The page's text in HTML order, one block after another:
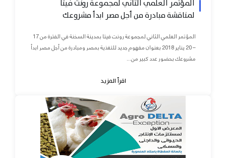
المؤتمر العلمي الثاني لمجموعة رونت فيتا
لمناقشة مبادرة من أجل مصر ابدأ مشروعك
المؤتمر العلمي الثاني لمجموعة رونت فيتا بمدينة السخنة في الفترة من 17
– 20 يناير 2018 بعنوان مفهوم جديد للتغذية بمصر ومبادرة من أجل مصر ابدأ
مشروعك بحضور عدد كبير من...
اقرأ المزيد